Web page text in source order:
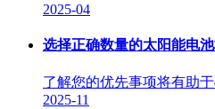
2025-04
选择正确数量的太阳能电
了解您的优先事项将有助
2025-11